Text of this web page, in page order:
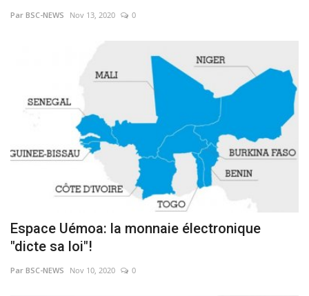
Par BSC-NEWS Nov 13, 2020 0
Espace Uémoa: la monnaie électronique
"dicte sa loi"!
Par BSC-NEWS Nov 10, 2020 0